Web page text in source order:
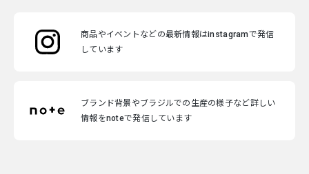
商品やイベントなどの最新情報はinstagramで発信
しています
ブランド背景やブラジルでの生産の様子など詳しい
情報をnoteで発信しています